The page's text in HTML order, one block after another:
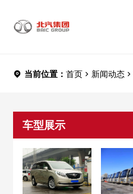
当前位置： 首页 新闻动态
车型展示